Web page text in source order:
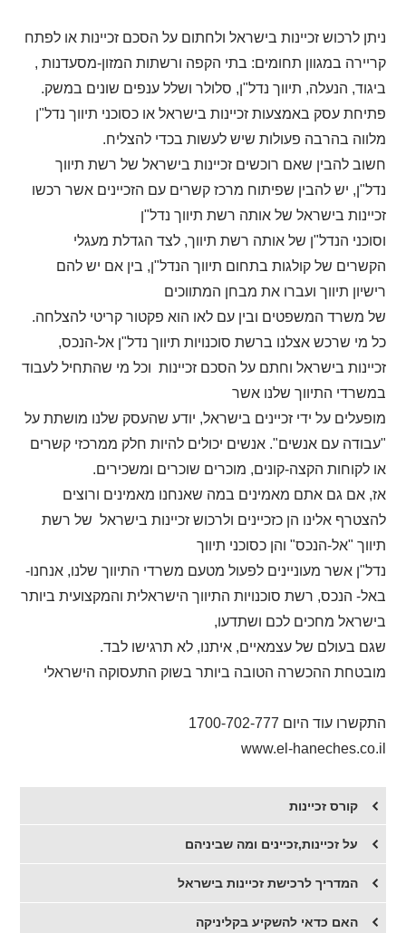
ניתן לרכוש זכיינות בישראל ולחתום על הסכם זכיינות או לפתח
קריירה במגוון תחומים: בתי הקפה ורשתות המזון-מסעדנות ,
ביגוד, הנעלה, תיווך נדל"ן, סלולר ושלל ענפים שונים במשק.
פתיחת עסק באמצעות זכיינות בישראל או כסוכני תיווך נדל"ן
מלווה בהרבה פעולות שיש לעשות בכדי להצליח.
חשוב להבין שאם רוכשים זכיינות בישראל של רשת תיווך
נדל"ן, יש להבין שפיתוח מרכז קשרים עם הזכיינים אשר רכשו
זכיינות בישראל של אותה רשת תיווך נדל"ן
וסוכני הנדל"ן של אותה רשת תיווך, לצד הגדלת מעגלי
הקשרים של קולגות בתחום תיווך הנדל"ן, בין אם יש להם
רישיון תיווך ועברו את מבחן המתווכים
של משרד המשפטים ובין עם לאו הוא פקטור קריטי להצלחה.
כל מי שרכש אצלנו ברשת סוכנויות תיווך נדל"ן אל-הנכס,
זכיינות בישראל וחתם על הסכם זכיינות וכל מי שהתחיל לעבוד
במשרדי התיווך שלנו אשר
מופעלים על ידי זכיינים בישראל, יודע שהעסק שלנו מושתת על
"עבודה עם אנשים". אנשים יכולים להיות חלק ממרכזי קשרים
או לקוחות הקצה-קונים, מוכרים שוכרים ומשכירים.
אז, אם גם אתם מאמינים במה שאנחנו מאמינים ורוצים
להצטרף אלינו הן כזכיינים ולרכוש זכיינות בישראל של רשת
תיווך "אל-הנכס" והן כסוכני תיווך
נדל"ן אשר מעוניינים לפעול מטעם משרדי התיווך שלנו, אנחנו-
באל- הנכס, רשת סוכנויות התיווך הישראלית והמקצועית ביותר
בישראל מחכים לכם ושתדעו,
שגם בעולם של עצמאיים, איתנו, לא תרגישו לבד.
מובטחת ההכשרה הטובה ביותר בשוק התעסוקה הישראלי
התקשרו עוד היום 1700-702-777
www.el-haneches.co.il
קורס זכיינות
על זכיינות,זכיינים ומה שביניהם
המדריך לרכישת זכיינות בישראל
האם כדאי להשקיע בקליניקה